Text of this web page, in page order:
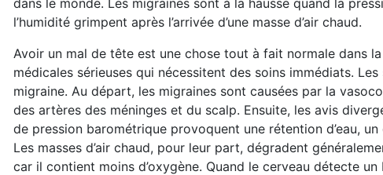
dans le monde. Les migraines sont à la hausse quand la
l’humidité grimpent après l’arrivée d’une masse d’air chaud.
Avoir un mal de tête est une chose tout à fait normale dans
médicales sérieuses qui nécessitent des soins immédiats.
migraine. Au départ, les migraines sont causées par la
des artères des méninges et du scalp. Ensuite, les avis
de pression barométrique provoquent une rétention d’eau,
Les masses d’air chaud, pour leur part, dégradent
car il contient moins d’oxygène. Quand le cerveau détecte un